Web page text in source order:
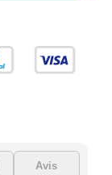
Avis